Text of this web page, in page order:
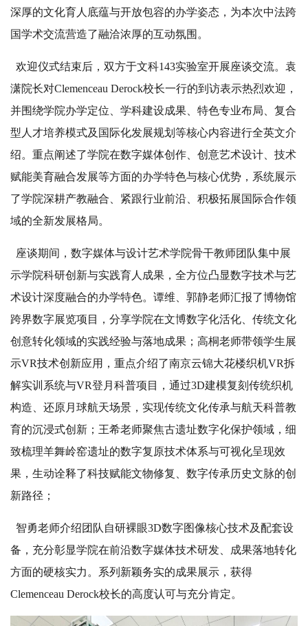
深厚的文化育人底蕴与开放包容的办学姿态，为本次中法跨
国学术交流营造了融洽浓厚的互动氛围。
欢迎仪式结束后，双方于文科143实验室开展座谈交流。袁
潇院长对Clemenceau Derock校长一行的到访表示热烈欢迎，
并围绕学院办学定位、学科建设成果、特色专业布局、复合
型人才培养模式及国际化发展规划等核心内容进行全英文介
绍。重点阐述了学院在数字媒体创作、创意艺术设计、技术
赋能美育融合发展等方面的办学特色与核心优势，系统展示
了学院深耕产教融合、紧跟行业前沿、积极拓展国际合作领
域的全新发展格局。
座谈期间，数字媒体与设计艺术学院骨干教师团队集中展
示学院科研创新与实践育人成果，全方位凸显数字技术与艺
术设计深度融合的办学特色。谭维、郭静老师汇报了博物馆
跨界数字展览项目，分享学院在文博数字化活化、传统文化
创意转化领域的实践经验与落地成果；高桐老师带领学生展
示VR技术创新应用，重点介绍了南京云锦大花楼织机VR拆
解实训系统与VR登月科普项目，通过3D建模复刻传统织机
构造、还原月球航天场景，实现传统文化传承与航天科普教
育的沉浸式创新；王希老师聚焦古遗址数字化保护领域，细
致梳理羊舞岭窑遗址的数字复原技术体系与可视化呈现效
果，生动诠释了科技赋能文物修复、数字传承历史文脉的创
新路径；
智勇老师介绍团队自研裸眼3D数字图像核心技术及配套设
备，充分彰显学院在前沿数字媒体技术研发、成果落地转化
方面的硬核实力。系列新颖务实的成果展示，获得
Clemenceau Derock校长的高度认可与充分肯定。